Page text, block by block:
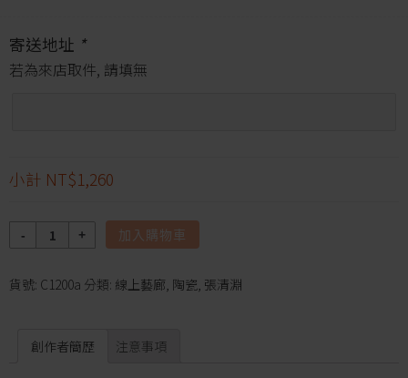
寄送地址 *
若為來店取件, 請填無
小計 NT$1,260
加入購物車
貨號: C1200a 分類: 線上藝廊, 陶瓷, 張清淵
創作者簡歷 注意事項